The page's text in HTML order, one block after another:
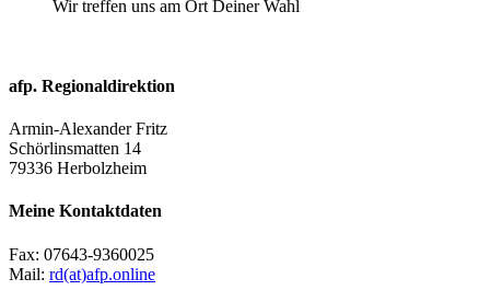
Wir treffen uns am Ort Deiner Wahl
afp. Regionaldirektion
Armin-Alexander Fritz
Schörlinsmatten 14
79336 Herbolzheim
Meine Kontaktdaten
Fax: 07643-9360025
Mail: rd(at)afp.online